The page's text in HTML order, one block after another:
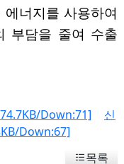
너지를 사용하여
부담을 줄여 수출
Down:71]
신
Down:67]
목록